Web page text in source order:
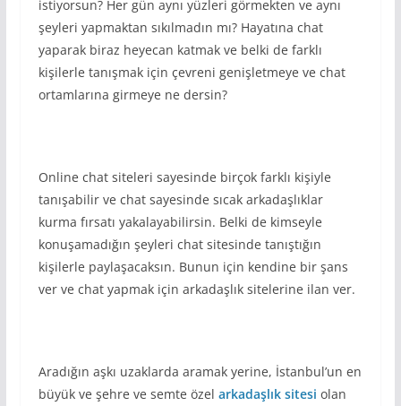
istiyorsun? Her gün aynı yüzleri görmekten ve aynı
şeyleri yapmaktan sıkılmadın mı? Hayatına chat
yaparak biraz heyecan katmak ve belki de farklı
kişilerle tanışmak için çevreni genişletmeye ve chat
ortamlarına girmeye ne dersin?
Online chat siteleri sayesinde birçok farklı kişiyle
tanışabilir ve chat sayesinde sıcak arkadaşlıklar
kurma fırsatı yakalayabilirsin. Belki de kimseyle
konuşamadığın şeyleri chat sitesinde tanıştığın
kişilerle paylaşacaksın. Bunun için kendine bir şans
ver ve chat yapmak için arkadaşlık sitelerine ilan ver.
Aradığın aşkı uzaklarda aramak yerine, İstanbul’un en
büyük ve şehre ve semte özel arkadaşlık sitesi olan